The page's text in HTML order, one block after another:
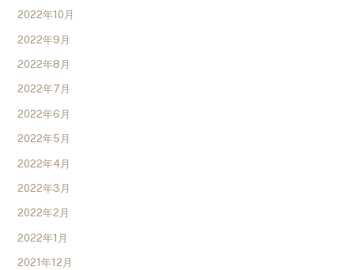
2022年10月
2022年9月
2022年8月
2022年7月
2022年6月
2022年5月
2022年4月
2022年3月
2022年2月
2022年1月
2021年12月